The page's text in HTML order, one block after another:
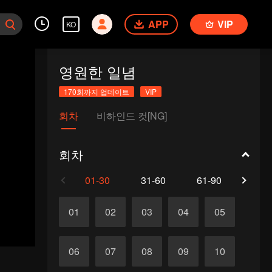
KO APP VIP
영원한 일념
170회까지 업데이트 VIP
회차 비하인드 컷[NG]
회차
01-30 31-60 61-90
01 02 03 04 05
06 07 08 09 10